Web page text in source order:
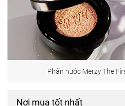
Phấn nước Merzy The
Nơi mua tốt nhất